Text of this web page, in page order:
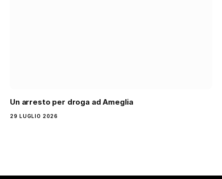
Un arresto per droga ad Ameglia
29 LUGLIO 2026